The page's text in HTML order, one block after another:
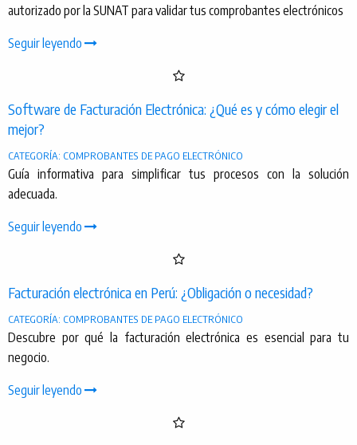
autorizado por la SUNAT para validar tus comprobantes electrónicos
Seguir leyendo
Software de Facturación Electrónica: ¿Qué es y cómo elegir el
mejor?
CATEGORÍA: COMPROBANTES DE PAGO ELECTRÓNICO
Guía informativa para simplificar tus procesos con la solución
adecuada.
Seguir leyendo
Facturación electrónica en Perú: ¿Obligación o necesidad?
CATEGORÍA: COMPROBANTES DE PAGO ELECTRÓNICO
Descubre por qué la facturación electrónica es esencial para tu
negocio.
Seguir leyendo